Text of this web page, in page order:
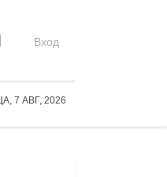
Вход
7 АВГ, 2026